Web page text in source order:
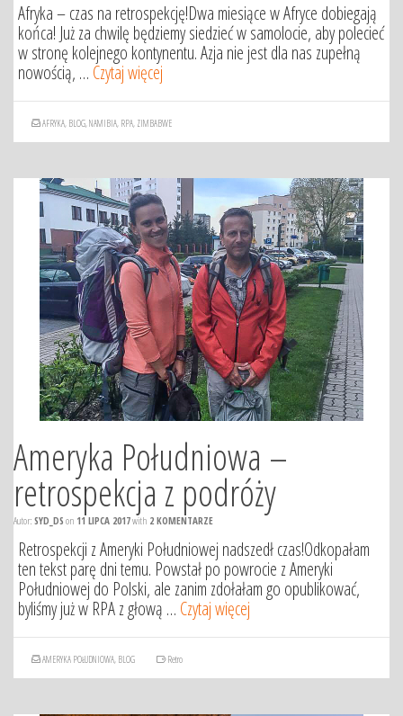
Afryka – czas na retrospekcję!Dwa miesiące w Afryce dobiegają
końca! Już za chwilę będziemy siedzieć w samolocie, aby polecieć
w stronę kolejnego kontynentu. Azja nie jest dla nas zupełną
nowością, … Czytaj więcej
AFRYKA, BLOG,NAMIBIA, RPA, ZIMBABWE
Ameryka Południowa –
retrospekcja z podróży
Autor: SYD_DS on 11 LIPCA 2017with 2 KOMENTARZE
Retrospekcji z Ameryki Południowej nadszedł czas!Odkopałam
ten tekst parę dni temu. Powstał po powrocie z Ameryki
Południowej do Polski, ale zanim zdołałam go opublikować,
byliśmy już w RPA z głową … Czytaj więcej
AMERYKA POŁUDNIOWA, BLOG Retro